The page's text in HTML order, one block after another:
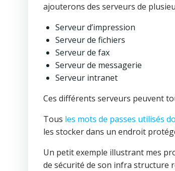
ajouterons des serveurs de
Serveur d’impression
Serveur de fichiers
Serveur de fax
Serveur de messagerie
Serveur intranet
Ces différents serveurs peuvent
Tous les mots de passes utilisés
les stocker dans un endroit
Un petit exemple illustrant mes
de sécurité de son infra structure